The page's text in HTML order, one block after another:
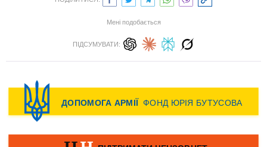
Мені подобається
ПІДСУМУВАТИ: